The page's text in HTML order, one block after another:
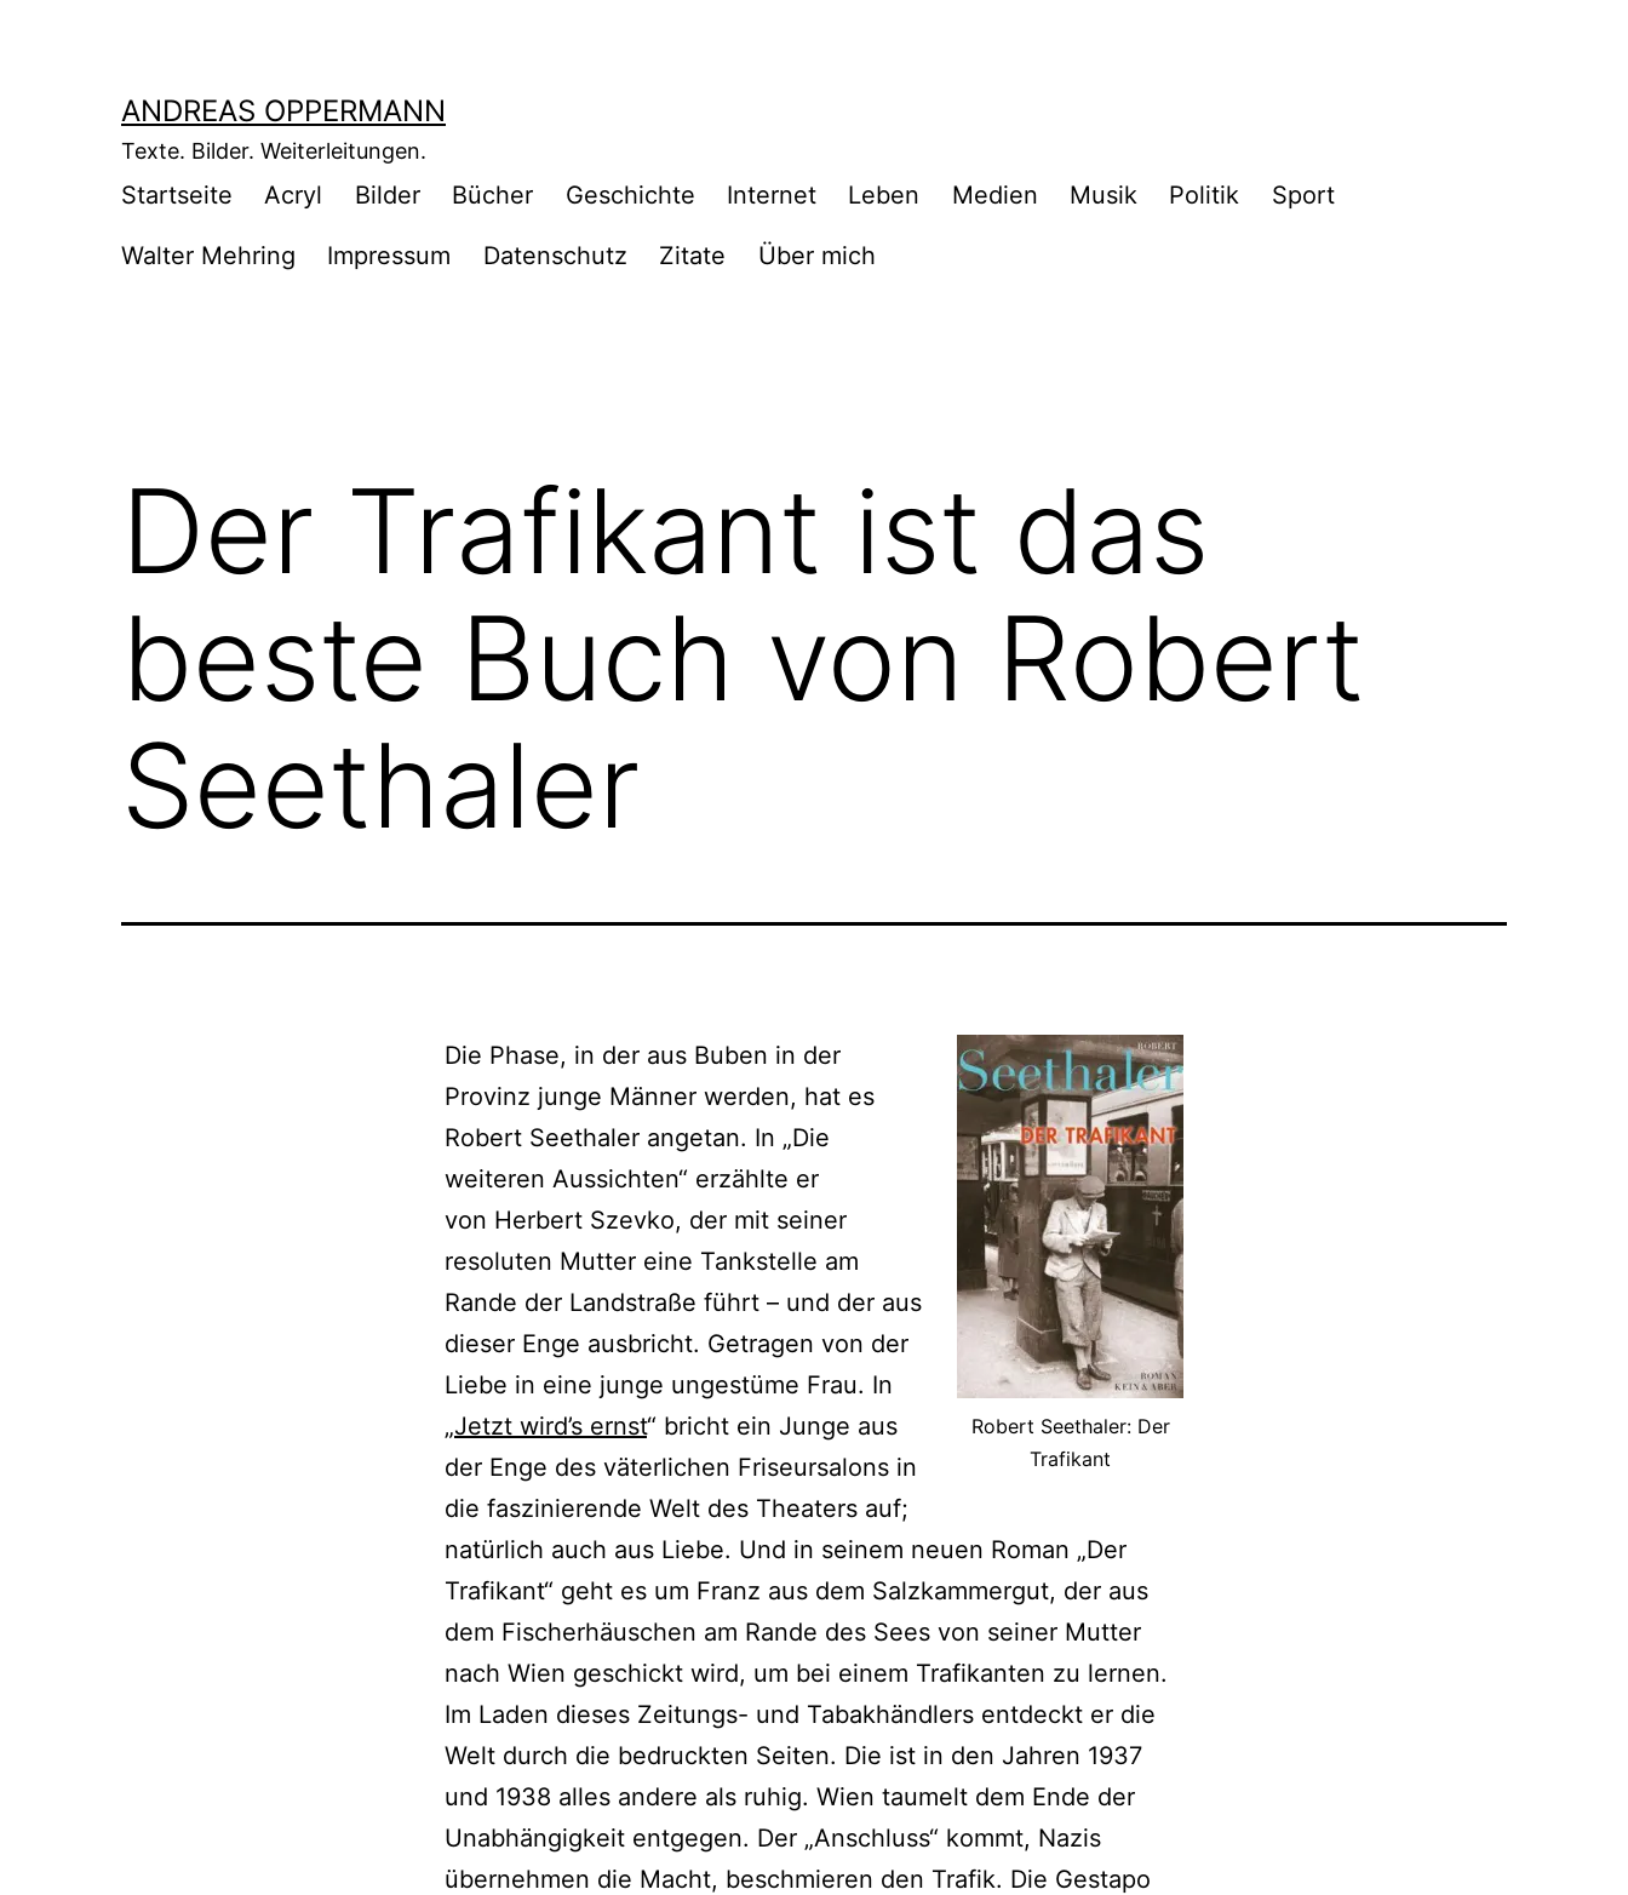
ANDREAS OPPERMANN
Texte. Bilder. Weiterleitungen.
Startseite Acryl Bilder Bücher Geschichte Internet Leben Medien Musik Politik Sport
Walter Mehring Impressum Datenschutz Zitate Über mich
Der Trafikant ist das
beste Buch von Robert
Seethaler
Robert Seethaler: Der
Trafikant
Die Phase, in der aus Buben in der
Provinz junge Männer werden, hat es
Robert Seethaler angetan. In „Die
weiteren Aussichten“ erzählte er
von Herbert Szevko, der mit seiner
resoluten Mutter eine Tankstelle am
Rande der Landstraße führt – und der aus
dieser Enge ausbricht. Getragen von der
Liebe in eine junge ungestüme Frau. In
„Jetzt wird’s ernst“ bricht ein Junge aus
der Enge des väterlichen Friseursalons in
die faszinierende Welt des Theaters auf;
natürlich auch aus Liebe. Und in seinem neuen Roman „Der
Trafikant“ geht es um Franz aus dem Salzkammergut, der aus
dem Fischerhäuschen am Rande des Sees von seiner Mutter
nach Wien geschickt wird, um bei einem Trafikanten zu lernen.
Im Laden dieses Zeitungs- und Tabakhändlers entdeckt er die
Welt durch die bedruckten Seiten. Die ist in den Jahren 1937
und 1938 alles andere als ruhig. Wien taumelt dem Ende der
Unabhängigkeit entgegen. Der „Anschluss“ kommt, Nazis
übernehmen die Macht, beschmieren den Trafik. Die Gestapo